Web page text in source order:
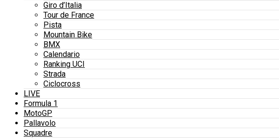
Giro d’Italia
Tour de France
Pista
Mountain Bike
BMX
Calendario
Ranking UCI
Strada
Ciclocross
LIVE
Formula 1
MotoGP
Pallavolo
Squadre